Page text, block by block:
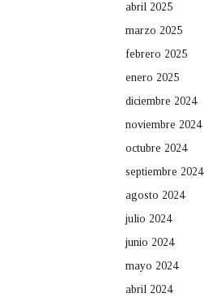
abril 2025
marzo 2025
febrero 2025
enero 2025
diciembre 2024
noviembre 2024
octubre 2024
septiembre 2024
agosto 2024
julio 2024
junio 2024
mayo 2024
abril 2024